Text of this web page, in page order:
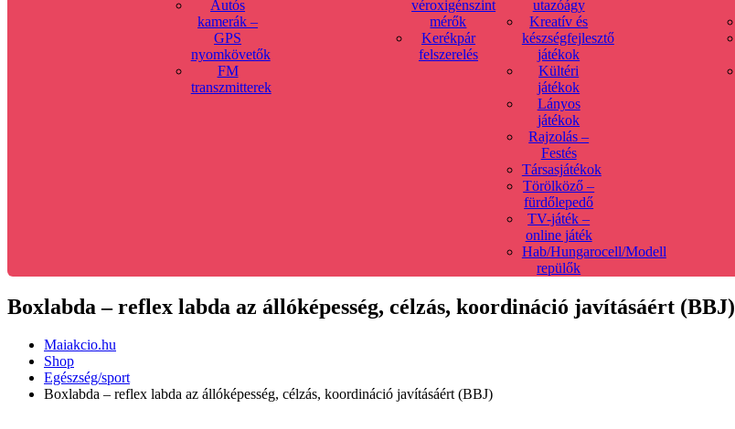
Autós
kamerák –
GPS
nyomkövetők
FM
transzmitterek
véroxigénszint
mérők
Kerékpár
felszerelés
utazóágy
Kreatív és
készségfejlesztő
játékok
Kültéri
játékok
Lányos
játékok
Rajzolás –
Festés
Társasjátékok
Törölköző –
fürdőlepedő
TV-játék –
online játék
Hab/Hungarocell/Modell
repülők
Boxlabda – reflex labda az állóképesség, célzás, koordináció javításáért (BBJ)
Maiakcio.hu
Shop
Egészség/sport
Boxlabda – reflex labda az állóképesség, célzás, koordináció javításáért (BBJ)